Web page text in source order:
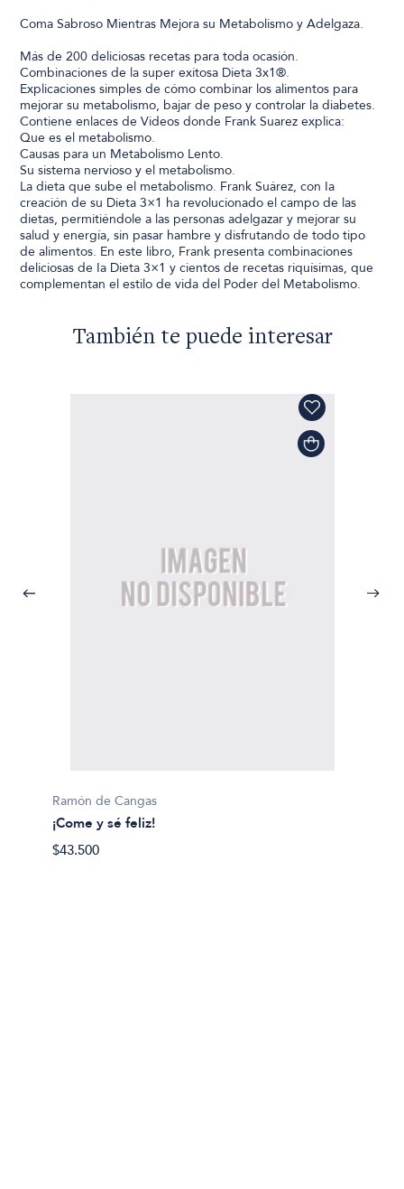
Coma Sabroso Mientras Mejora su Metabolismo y Adelgaza.
Más de 200 deliciosas recetas para toda ocasión.
Combinaciones de la super exitosa Dieta 3x1®.
Explicaciones simples de cómo combinar los alimentos para
mejorar su metabolismo, bajar de peso y controlar la diabetes.
Contiene enlaces de Videos donde Frank Suarez explica:
Que es el metabolismo.
Causas para un Metabolismo Lento.
Su sistema nervioso y el metabolismo.
La dieta que sube el metabolismo. Frank Suárez, con Ia
creación de su Dieta 3×1 ha revolucionado el campo de las
dietas, permitiéndole a las personas adelgazar y mejorar su
salud y energía, sin pasar hambre y disfrutando de todo tipo
de alimentos. En este libro, Frank presenta combinaciones
deliciosas de Ia Dieta 3×1 y cientos de recetas riquísimas, que
complementan el estilo de vida del Poder del Metabolismo.
También te puede interesar
Ramón de Cangas
¡Come y sé feliz!
$43.500